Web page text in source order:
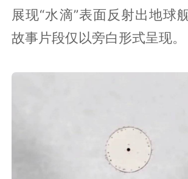
展现“水滴”表面反射出地球
故事片段仅以旁白形式呈现。